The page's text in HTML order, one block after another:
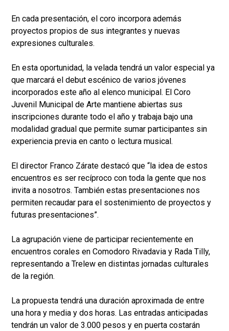
En cada presentación, el coro incorpora además
proyectos propios de sus integrantes y nuevas
expresiones culturales.
En esta oportunidad, la velada tendrá un valor especial ya
que marcará el debut escénico de varios jóvenes
incorporados este año al elenco municipal. El Coro
Juvenil Municipal de Arte mantiene abiertas sus
inscripciones durante todo el año y trabaja bajo una
modalidad gradual que permite sumar participantes sin
experiencia previa en canto o lectura musical.
El director Franco Zárate destacó que “la idea de estos
encuentros es ser recíproco con toda la gente que nos
invita a nosotros. También estas presentaciones nos
permiten recaudar para el sostenimiento de proyectos y
futuras presentaciones”.
La agrupación viene de participar recientemente en
encuentros corales en Comodoro Rivadavia y Rada Tilly,
representando a Trelew en distintas jornadas culturales
de la región.
La propuesta tendrá una duración aproximada de entre
una hora y media y dos horas. Las entradas anticipadas
tendrán un valor de 3.000 pesos y en puerta costarán